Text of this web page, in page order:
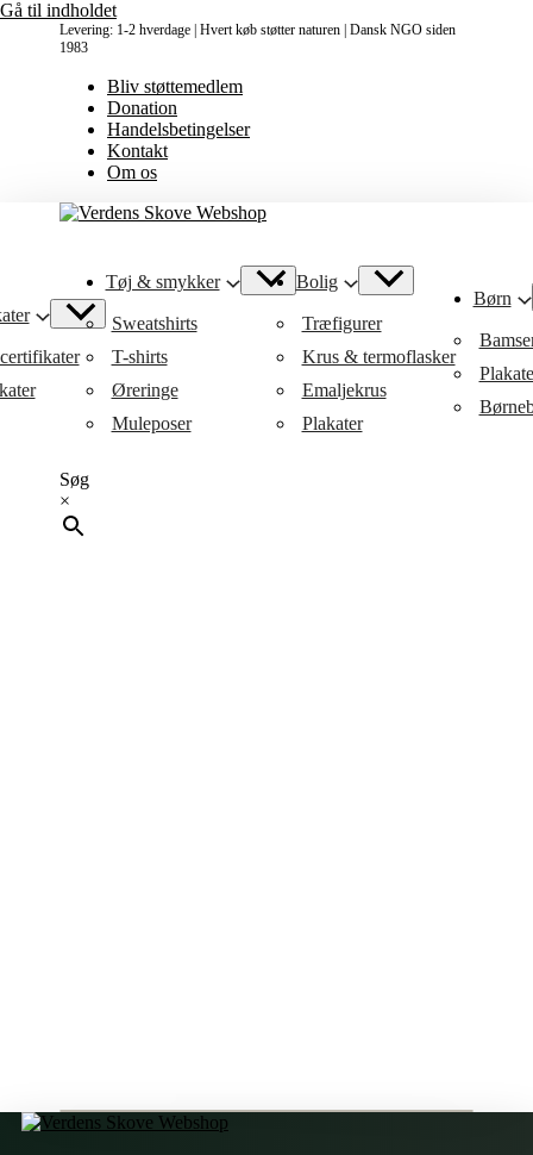
Gå til indholdet
Levering: 1-2 hverdage | Hvert køb støtter naturen | Dansk NGO siden
1983
Bliv støttemedlem
Donation
Handelsbetingelser
Kontakt
Om os
Tøj & smykker
Sweatshirts
T-shirts
Øreringe
Muleposer
Bolig
Træfigurer
Krus & termoflasker
Emaljekrus
Plakater
Børn
Søg
×